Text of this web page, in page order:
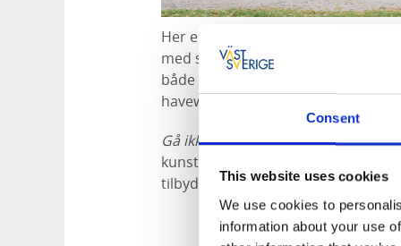
Consent
This website uses cookies
We use cookies to
information about your use
Her er åbne græsarealer,
med snoede muslingeskals-
både vandrestier og
haveworkshops.
Gå ikke glip af det!Tag gerne en
kunstværk The Walled Garden –
tilbyder et unikt sted for ro og